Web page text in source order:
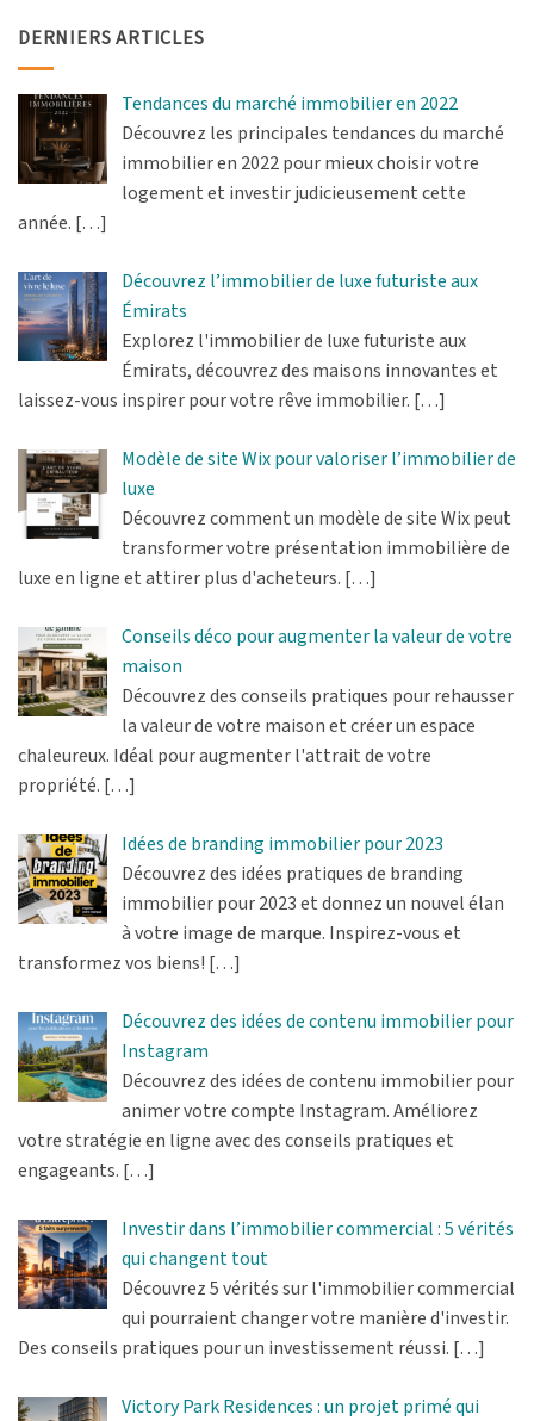
DERNIERS ARTICLES
Tendances du marché immobilier en 2022
Découvrez les principales tendances du marché
immobilier en 2022 pour mieux choisir votre
logement et investir judicieusement cette
année. […]
Découvrez l’immobilier de luxe futuriste aux
Émirats
Explorez l'immobilier de luxe futuriste aux
Émirats, découvrez des maisons innovantes et
laissez-vous inspirer pour votre rêve immobilier. […]
Modèle de site Wix pour valoriser l’immobilier de
luxe
Découvrez comment un modèle de site Wix peut
transformer votre présentation immobilière de
luxe en ligne et attirer plus d'acheteurs. […]
Conseils déco pour augmenter la valeur de votre
maison
Découvrez des conseils pratiques pour rehausser
la valeur de votre maison et créer un espace
chaleureux. Idéal pour augmenter l'attrait de votre
propriété. […]
Idées de branding immobilier pour 2023
Découvrez des idées pratiques de branding
immobilier pour 2023 et donnez un nouvel élan
à votre image de marque. Inspirez-vous et
transformez vos biens! […]
Découvrez des idées de contenu immobilier pour
Instagram
Découvrez des idées de contenu immobilier pour
animer votre compte Instagram. Améliorez
votre stratégie en ligne avec des conseils pratiques et
engageants. […]
Investir dans l’immobilier commercial : 5 vérités
qui changent tout
Découvrez 5 vérités sur l'immobilier commercial
qui pourraient changer votre manière d'investir.
Des conseils pratiques pour un investissement réussi. […]
Victory Park Residences : un projet primé qui